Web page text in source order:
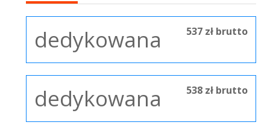
dedykowana 537 zł brutto
dedykowana 538 zł brutto